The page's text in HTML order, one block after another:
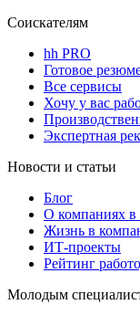
Соискателям
hh PRO
Готовое
Все сервисы
Хочу у вас
Экспертная
Новости и статьи
Блог
О компаниях в
Жизнь в
ИТ-проекты
Рейтинг
Молодым